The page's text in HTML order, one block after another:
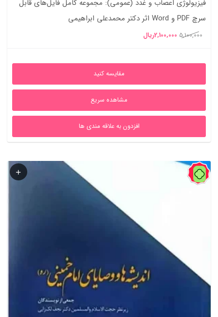
فیزیولوژی اعصاب و غدد (عمومی): مجموعه کامل فایل‌های قابل
سرچ PDF و Word اثر دکتر محمدعلی ابراهیمی
5,100,000 قیمت
5,100,000ریال
2,100,000ریال
2,100,000ریال
مقایسه کنید
مشاهده سریع
افزدون به علاقه مندی ها
59%